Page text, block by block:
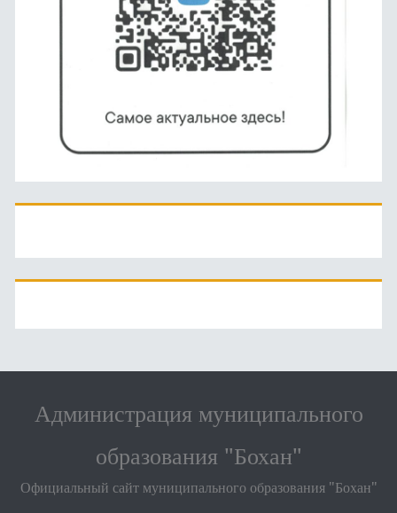
Администрация муниципального
образования "Бохан"
Официальный сайт муниципального образования "Бохан"